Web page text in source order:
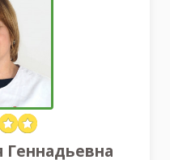
Геннадьевна